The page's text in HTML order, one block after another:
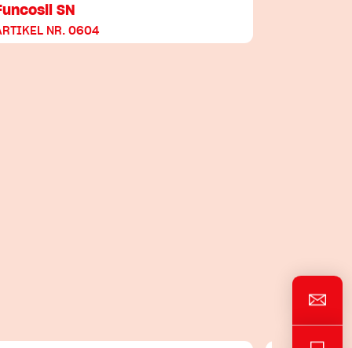
SN
NR. 0604